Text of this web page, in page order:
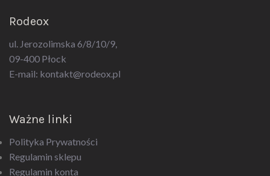
Rodeox
ul. Jerozolimska 6/8/10/9,
09-400 Płock
E-mail: kontakt@rodeox.pl
Ważne linki
Polityka Prywatności
Regulamin sklepu
Regulamin konta